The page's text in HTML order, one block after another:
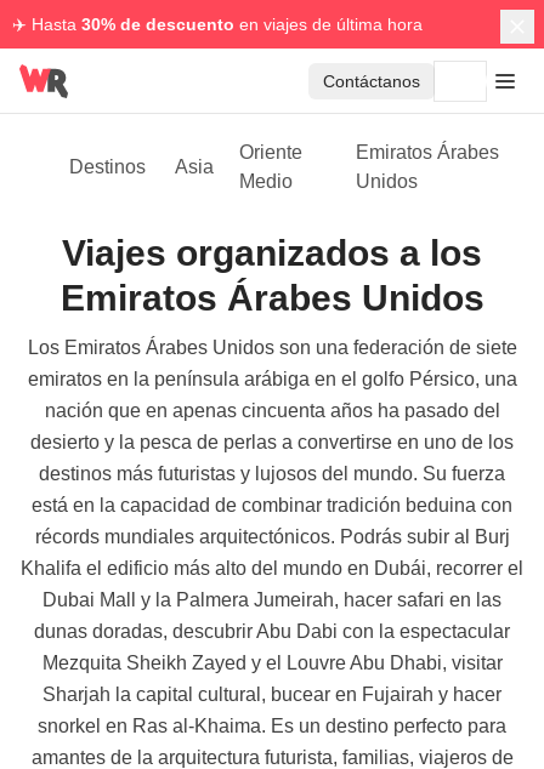
✈️ Hasta 30% de descuento en viajes de última hora
Contáctanos
Destinos Asia
Oriente
Medio
Emiratos Árabes
Unidos
Viajes organizados a los
Emiratos Árabes Unidos
Los Emiratos Árabes Unidos son una federación de siete
emiratos en la península arábiga en el golfo Pérsico, una
nación que en apenas cincuenta años ha pasado del
desierto y la pesca de perlas a convertirse en uno de los
destinos más futuristas y lujosos del mundo. Su fuerza
está en la capacidad de combinar tradición beduina con
récords mundiales arquitectónicos. Podrás subir al Burj
Khalifa el edificio más alto del mundo en Dubái, recorrer el
Dubai Mall y la Palmera Jumeirah, hacer safari en las
dunas doradas, descubrir Abu Dabi con la espectacular
Mezquita Sheikh Zayed y el Louvre Abu Dhabi, visitar
Sharjah la capital cultural, bucear en Fujairah y hacer
snorkel en Ras al-Khaima. Es un destino perfecto para
amantes de la arquitectura futurista, familias, viajeros de